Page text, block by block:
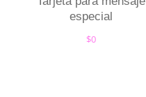
especial
$0